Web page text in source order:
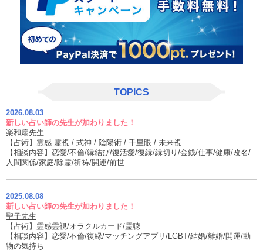
TOPICS
2026.08.03
新しい占い師の先生が加わりました！
楽和扇先生
【占術】霊感 霊視 / 式神 / 陰陽術 / 千里眼 / 未来視
【相談内容】恋愛/不倫/縁結び/復活愛/復縁/縁切り/金銭/仕事/健康/改名/
人間関係/家庭/除霊/祈祷/開運/前世
2025.08.08
新しい占い師の先生が加わりました！
聖子先生
【占術】霊感霊視/オラクルカード/霊聴
【相談内容】恋愛/不倫/復縁/マッチングアプリ/LGBT/結婚/離婚/開運/動
物の気持ち